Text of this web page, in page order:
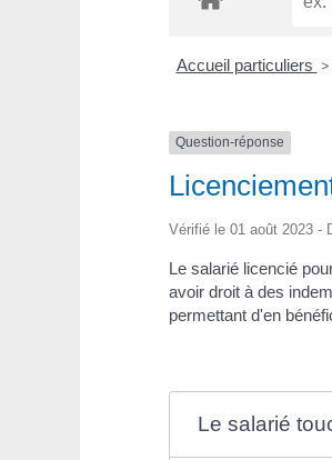
Accueil particuliers >
Question-réponse
Vérifié le 01 août 2023 -
Le salarié licencié
avoir droit à des
permettant d'en
Le salarié